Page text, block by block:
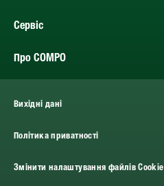
Сервіс
Про COMPO
Вихідні дані
Політика приватності
Змінити налаштування файлів Cookie